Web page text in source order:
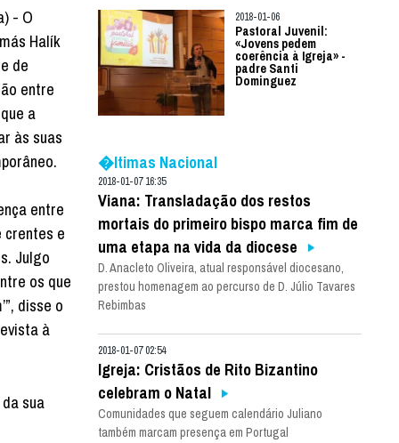
- O
Halík
de
entre
a
às suas
entre
crentes e
Julgo
os que
disse o
à
sua
2018-01-06
Pastoral Juvenil:
«Jovens pedem
coerência à Igreja» -
padre Santi
Dominguez
�ltimas Nacional
2018-01-07 16:35
Viana: Transladação dos restos
mortais do primeiro bispo marca fim de
uma etapa na vida da diocese
D. Anacleto Oliveira, atual responsável diocesano,
prestou homenagem ao percurso de D. Júlio Tavares
Rebimbas
2018-01-07 02:54
Igreja: Cristãos de Rito Bizantino
celebram o Natal
Comunidades que seguem calendário Juliano
também marcam presença em Portugal